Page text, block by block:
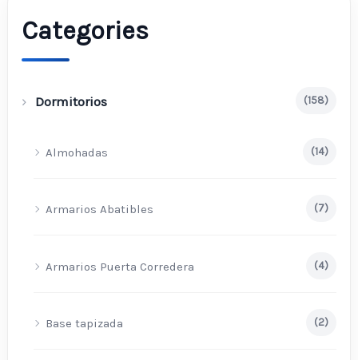
Categories
Dormitorios (158)
Almohadas (14)
Armarios Abatibles (7)
Armarios Puerta Corredera (4)
Base tapizada (2)